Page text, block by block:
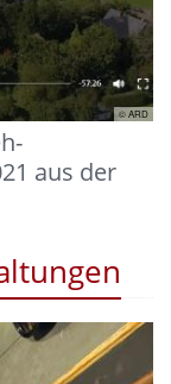
© ARD
aus der